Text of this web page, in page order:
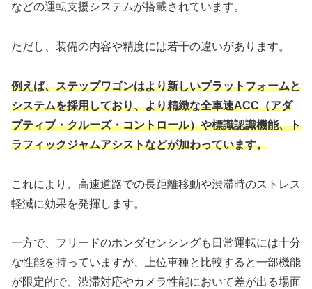
などの運転支援システムが搭載されています。
ただし、装備の内容や精度には若干の違いがあります。
例えば、ステップワゴンはより新しいプラットフォームと
システムを採用しており、より精緻な全車速ACC（アダ
プティブ・クルーズ・コントロール）や標識認識機能、ト
ラフィックジャムアシストなどが加わっています。
これにより、高速道路での長距離移動や渋滞時のストレス
軽減に効果を発揮します。
一方で、フリードのホンダセンシングも日常運転には十分
な性能を持っていますが、上位車種と比較すると一部機能
が限定的で、渋滞対応やカメラ性能において差が出る場面